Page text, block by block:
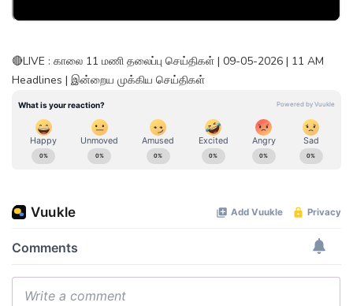
🔴LIVE : காலை 11 மணி தலைப்பு செய்திகள் | 09-05-2026 | 11 AM
Headlines | இன்றைய முக்கிய செய்திகள்